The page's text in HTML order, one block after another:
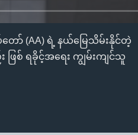
ော် (AA) ရဲ့ နယ်မြေသိမ်းနိုင်တဲ့
ဖြစ် ရခိုင့်အရေး ကျွမ်းကျင်သူ